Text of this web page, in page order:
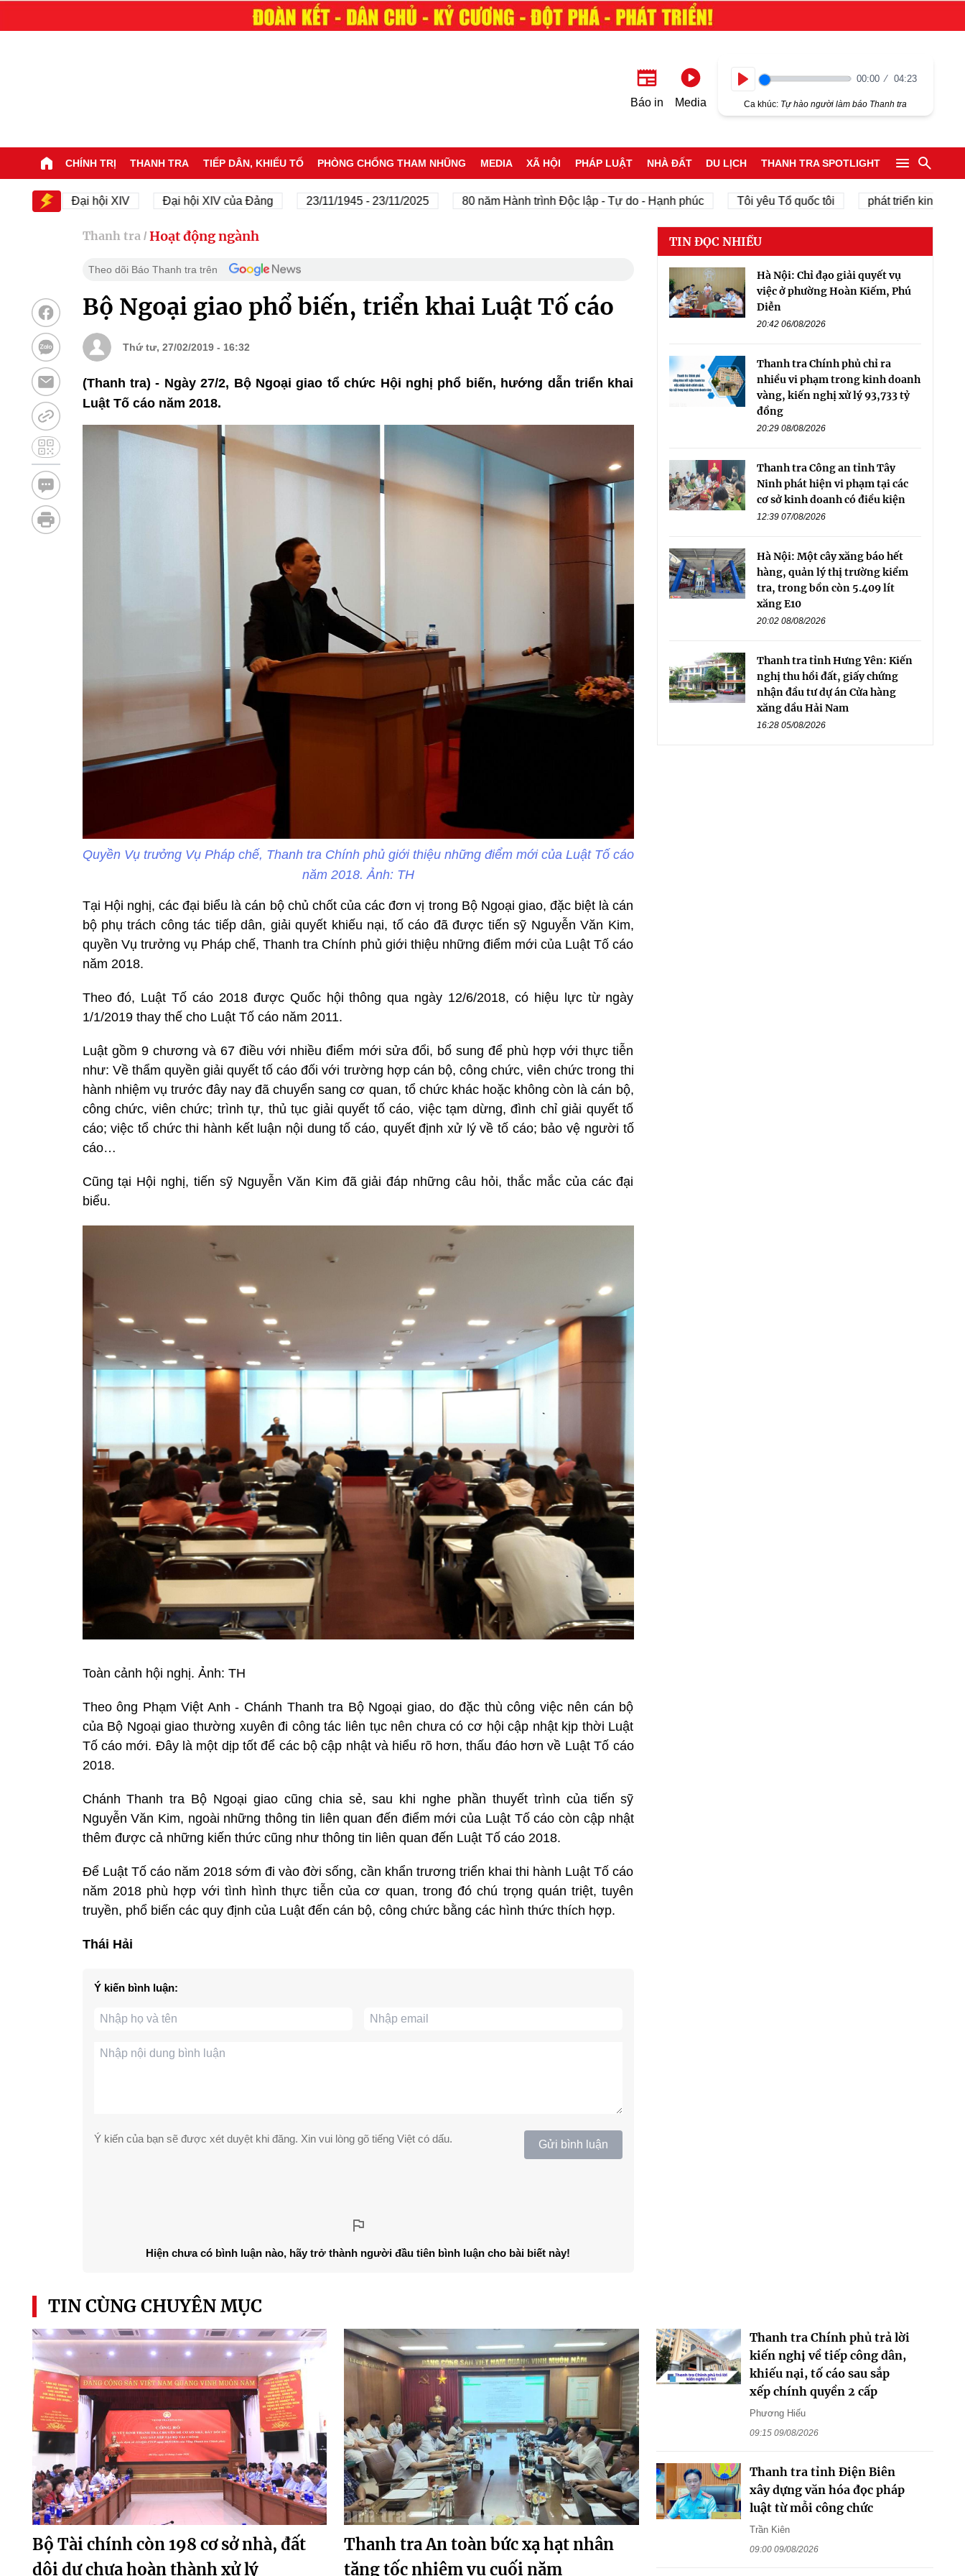
Báo in Media
00:00 04:23
Ca khúc: Tự hào người làm báo Thanh tra
CHÍNH TRỊ THANH TRA TIẾP DÂN, KHIẾU TỐ PHÒNG CHỐNG THAM NHŨNG MEDIA XÃ HỘI PHÁP LUẬT NHÀ ĐẤT DU LỊCH THANH TRA SPOTLIGHT
Đại hội XIV Đại hội XIV của Đảng 23/11/1945 - 23/11/2025 80 năm Hành trình Độc lập - Tự do - Hạnh phúc Tôi yêu Tổ quốc tôi phát triển kinh tế tư nhân
Thanh tra / Hoạt động ngành
Theo dõi Báo Thanh tra trên
Bộ Ngoại giao phổ biến, triển khai Luật Tố cáo
Thứ tư, 27/02/2019 - 16:32
(Thanh tra) - Ngày 27/2, Bộ Ngoại giao tổ chức Hội nghị phổ biến, hướng dẫn triển khai
Luật Tố cáo năm 2018.
Quyền Vụ trưởng Vụ Pháp chế, Thanh tra Chính phủ giới thiệu những điểm mới của Luật Tố cáo
năm 2018. Ảnh: TH
Tại Hội nghị, các đại biểu là cán bộ chủ chốt của các đơn vị trong Bộ Ngoại giao, đặc biệt là cán
bộ phụ trách công tác tiếp dân, giải quyết khiếu nại, tố cáo đã được tiến sỹ Nguyễn Văn Kim,
quyền Vụ trưởng vụ Pháp chế, Thanh tra Chính phủ giới thiệu những điểm mới của Luật Tố cáo
năm 2018.
Theo đó, Luật Tố cáo 2018 được Quốc hội thông qua ngày 12/6/2018, có hiệu lực từ ngày
1/1/2019 thay thế cho Luật Tố cáo năm 2011.
Luật gồm 9 chương và 67 điều với nhiều điểm mới sửa đổi, bổ sung để phù hợp với thực tiễn
như: Về thẩm quyền giải quyết tố cáo đối với trường hợp cán bộ, công chức, viên chức trong thi
hành nhiệm vụ trước đây nay đã chuyển sang cơ quan, tổ chức khác hoặc không còn là cán bộ,
công chức, viên chức; trình tự, thủ tục giải quyết tố cáo, việc tạm dừng, đình chỉ giải quyết tố
cáo; việc tổ chức thi hành kết luận nội dung tố cáo, quyết định xử lý về tố cáo; bảo vệ người tố
cáo…
Cũng tại Hội nghị, tiến sỹ Nguyễn Văn Kim đã giải đáp những câu hỏi, thắc mắc của các đại
biểu.
Toàn cảnh hội nghị. Ảnh: TH
Theo ông Phạm Việt Anh - Chánh Thanh tra Bộ Ngoại giao, do đặc thù công việc nên cán bộ
của Bộ Ngoại giao thường xuyên đi công tác liên tục nên chưa có cơ hội cập nhật kịp thời Luật
Tố cáo mới. Đây là một dịp tốt để các bộ cập nhật và hiểu rõ hơn, thấu đáo hơn về Luật Tố cáo
2018.
Chánh Thanh tra Bộ Ngoại giao cũng chia sẻ, sau khi nghe phần thuyết trình của tiến sỹ
Nguyễn Văn Kim, ngoài những thông tin liên quan đến điểm mới của Luật Tố cáo còn cập nhật
thêm được cả những kiến thức cũng như thông tin liên quan đến Luật Tố cáo 2018.
Để Luật Tố cáo năm 2018 sớm đi vào đời sống, cần khẩn trương triển khai thi hành Luật Tố cáo
năm 2018 phù hợp với tình hình thực tiễn của cơ quan, trong đó chú trọng quán triệt, tuyên
truyền, phổ biến các quy định của Luật đến cán bộ, công chức bằng các hình thức thích hợp.
Thái Hải
Ý kiến bình luận:
Ý kiến của bạn sẽ được xét duyệt khi đăng. Xin vui lòng gõ tiếng Việt có dấu. Gửi bình luận
Hiện chưa có bình luận nào, hãy trở thành người đầu tiên bình luận cho bài biết này!
TIN ĐỌC NHIỀU
Hà Nội: Chỉ đạo giải quyết vụ
việc ở phường Hoàn Kiếm, Phú
Diễn
20:42 06/08/2026
Thanh tra Chính phủ chỉ ra
nhiều vi phạm trong kinh doanh
vàng, kiến nghị xử lý 93,733 tỷ
đồng
20:29 08/08/2026
Thanh tra Công an tỉnh Tây
Ninh phát hiện vi phạm tại các
cơ sở kinh doanh có điều kiện
12:39 07/08/2026
Hà Nội: Một cây xăng báo hết
hàng, quản lý thị trường kiểm
tra, trong bồn còn 5.409 lít
xăng E10
20:02 08/08/2026
Thanh tra tỉnh Hưng Yên: Kiến
nghị thu hồi đất, giấy chứng
nhận đầu tư dự án Cửa hàng
xăng dầu Hải Nam
16:28 05/08/2026
TIN CÙNG CHUYÊN MỤC
Bộ Tài chính còn 198 cơ sở nhà, đất
dôi dư chưa hoàn thành xử lý
Thanh tra An toàn bức xạ hạt nhân
tăng tốc nhiệm vụ cuối năm
Thanh tra Chính phủ trả lời
kiến nghị về tiếp công dân,
khiếu nại, tố cáo sau sắp
xếp chính quyền 2 cấp
Phương Hiếu
09:15 09/08/2026
Thanh tra tỉnh Điện Biên
xây dựng văn hóa đọc pháp
luật từ mỗi công chức
Trần Kiên
09:00 09/08/2026